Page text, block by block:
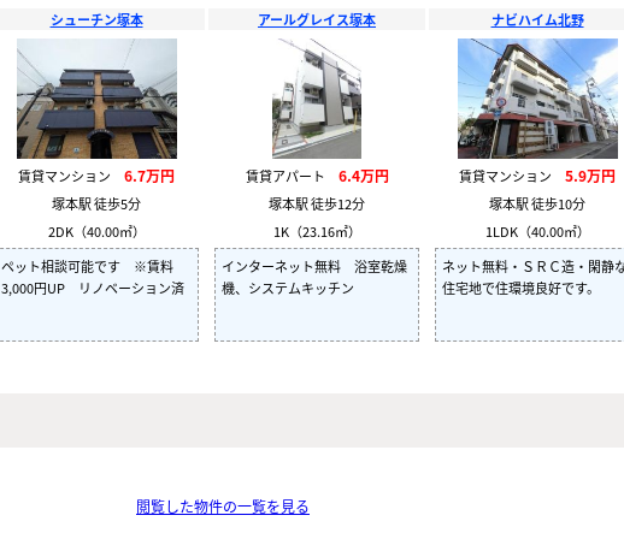
シューチン塚本
賃貸マンション 6.7万円
塚本駅 徒歩5分
2DK（40.00㎡）
ペット相談可能です ※賃料
3,000円UP リノベーション済
アールグレイス塚本
賃貸アパート 6.4万円
塚本駅 徒歩12分
1K（23.16㎡）
インターネット無料 浴室乾燥
機、システムキッチン
ナビハイム北野
賃貸マンション 5.9万円
塚本駅 徒歩10分
1LDK（40.00㎡）
ネット無料・ＳＲＣ造・閑静
住宅地で住環境良好です。
閲覧した物件の一覧を見る